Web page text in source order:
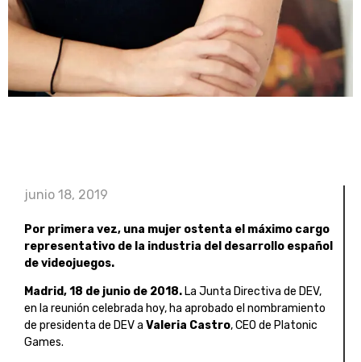
junio 18, 2019
Por primera vez, una mujer ostenta el máximo cargo
representativo de la industria del desarrollo español
de videojuegos.
Madrid, 18 de junio de 2018. La Junta Directiva de DEV,
en la reunión celebrada hoy, ha aprobado el nombramiento
de presidenta de DEV a Valeria Castro, CEO de Platonic
Games.